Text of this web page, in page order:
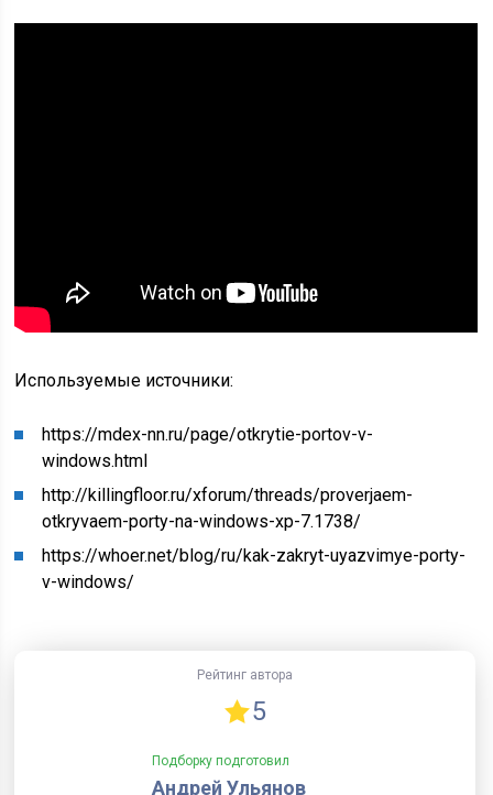
Используемые источники:
https://mdex-nn.ru/page/otkrytie-portov-v-
windows.html
http://killingfloor.ru/xforum/threads/proverjaem-
otkryvaem-porty-na-windows-xp-7.1738/
https://whoer.net/blog/ru/kak-zakryt-uyazvimye-porty-
v-windows/
Рейтинг автора
5
Подборку подготовил
Андрей Ульянов